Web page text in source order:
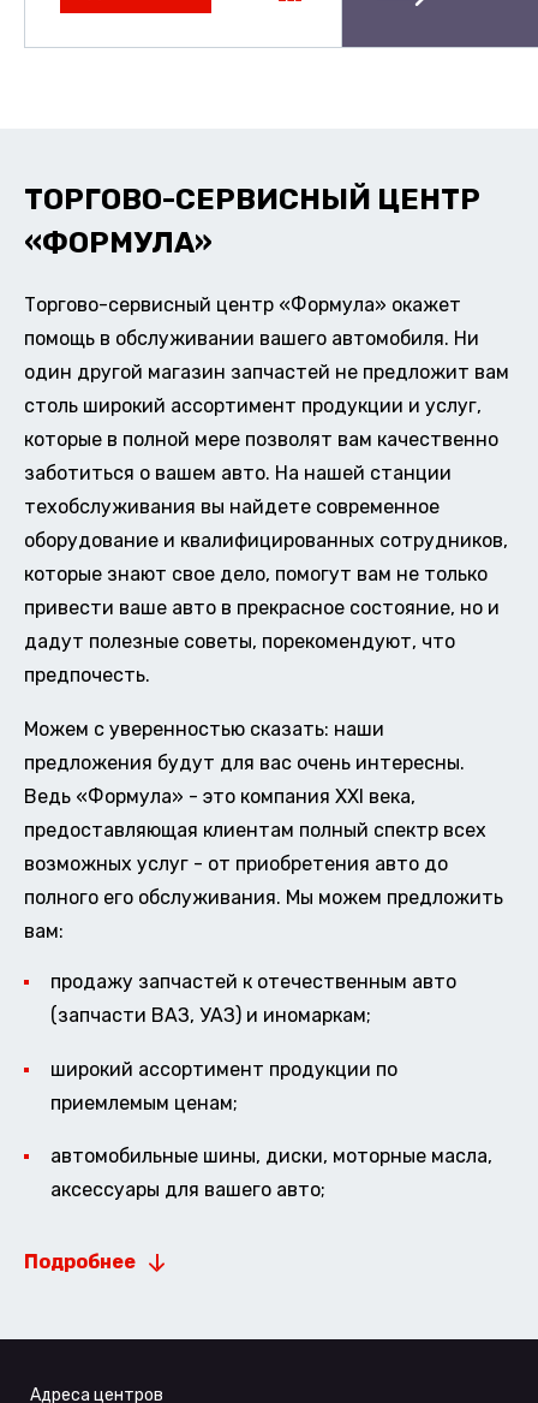
ТОРГОВО-СЕРВИСНЫЙ ЦЕНТР
«ФОРМУЛА»
Торгово-сервисный центр «Формула» окажет
помощь в обслуживании вашего автомобиля. Ни
один другой магазин запчастей не предложит вам
столь широкий ассортимент продукции и услуг,
которые в полной мере позволят вам качественно
заботиться о вашем авто. На нашей станции
техобслуживания вы найдете современное
оборудование и квалифицированных сотрудников,
которые знают свое дело, помогут вам не только
привести ваше авто в прекрасное состояние, но и
дадут полезные советы, порекомендуют, что
предпочесть.
Можем с уверенностью сказать: наши
предложения будут для вас очень интересны.
Ведь «Формула» - это компания XXI века,
предоставляющая клиентам полный спектр всех
возможных услуг - от приобретения авто до
полного его обслуживания. Мы можем предложить
вам:
продажу запчастей к отечественным авто
(запчасти ВАЗ, УАЗ) и иномаркам;
широкий ассортимент продукции по
приемлемым ценам;
автомобильные шины, диски, моторные масла,
аксессуары для вашего авто;
Подробнее
Адреса центров